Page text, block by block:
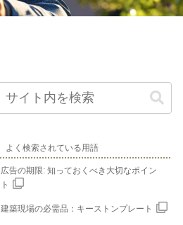
よく検索されている用語
広告の期限: 知っておくべき大切なポイン
ト
建築現場の必需品：キーストンプレート